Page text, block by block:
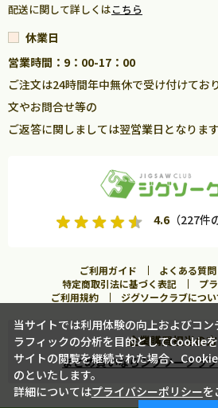
カートに入れる
この商品に合うフ
配送に関して詳しくはこちら
休業日
営業時間：9：00-17：00
ご注文は24時間年中無休で受け付けてお
文やお問合せ等の
ご返答に関しましては翌営業日となります
4.6（227件
ご利用ガイド よくある質問
特定商取引法に基づく表記
プ
ご利用規約
ジグソークラブについ
企業購買担当の
まとめ買いならジグソークラ
当サイトでは利用体験の向上およびコ
ラフィックの分析を目的としてCookieを
サイトの閲覧を継続された場合、
のといたします。
詳細についてはプライバシーポリシーを